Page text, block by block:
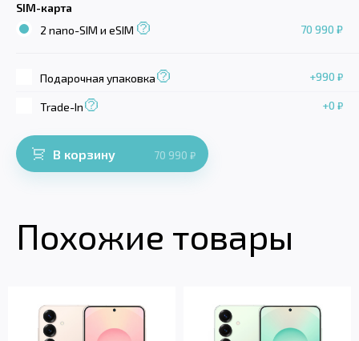
SIM-карта
2 nano-SIM и eSIM
70 990 ₽
Подарочная упаковка +990 ₽
Trade-In +0 ₽
В корзину 70 990 ₽
Похожие товары